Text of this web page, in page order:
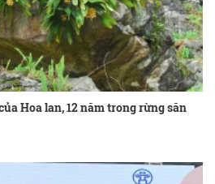
Hoa lan, 12 năm trong rừng săn